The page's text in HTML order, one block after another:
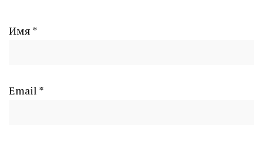
Имя *
Email *